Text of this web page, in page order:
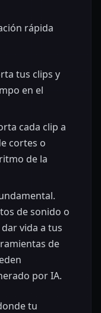
rápida
tus clips y
en el
cada clip a
cortes o
de la
de sonido o
vida a tus
de
por IA.
tu